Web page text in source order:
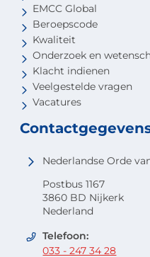
EMCC Global
Beroepscode
Kwaliteit
Onderzoek en
Klacht indienen
Veelgestelde vragen
Vacatures
Nederlandse Orde
Postbus 1167
3860 BD Nijkerk
Nederland
Telefoon:
033 - 247 34 28